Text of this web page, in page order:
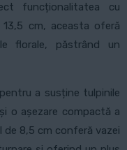
funcționalitatea cu
cm, aceasta oferă
florale, păstrând un
a susține tulpinile
o așezare compactă a
8,5 cm conferă vazei